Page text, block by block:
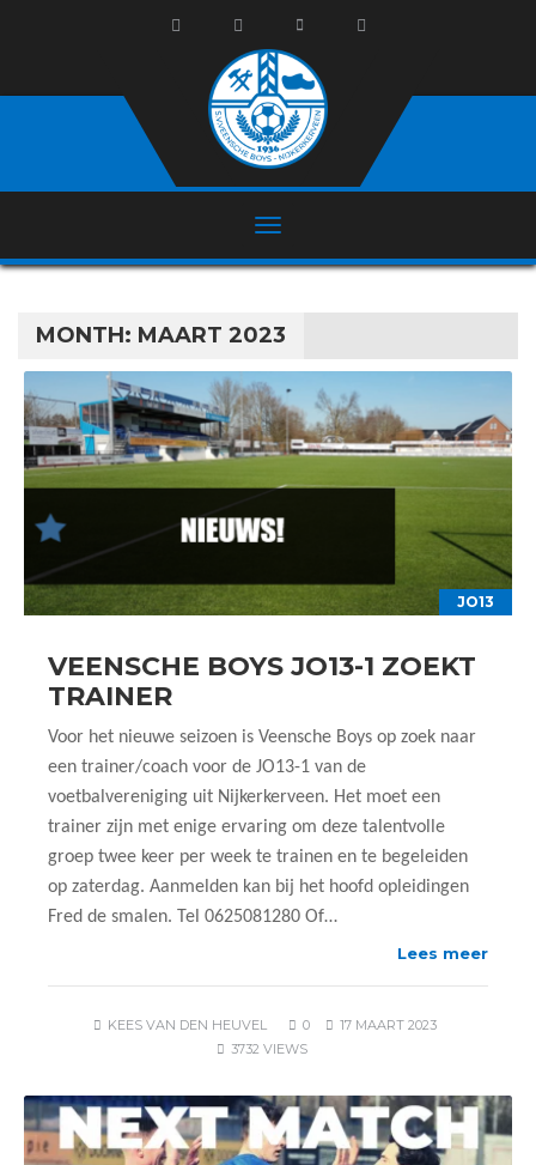
MONTH: MAART 2023
JO13
VEENSCHE BOYS JO13-1 ZOEKT
TRAINER
Voor het nieuwe seizoen is Veensche Boys op zoek naar
een trainer/coach voor de JO13-1 van de
voetbalvereniging uit Nijkerkerveen. Het moet een
trainer zijn met enige ervaring om deze talentvolle
groep twee keer per week te trainen en te begeleiden
op zaterdag. Aanmelden kan bij het hoofd opleidingen
Fred de smalen. Tel 0625081280 Of…
Lees meer
KEES VAN DEN HEUVEL 0
17 MAART 2023
3732 VIEWS